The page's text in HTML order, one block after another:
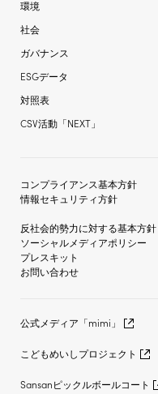
環境
社会
ガバナンス
ESGデータ
対照表
CSV活動「NEXT」
コンプライアンス基本方針
情報セキュリティ方針
反社会的勢力に対する基本方針
ソーシャルメディアポリシー
プレスキット
お問い合わせ
公式メディア「mimi」
こどもめいしプロジェクト
Sansanピックルボールコート